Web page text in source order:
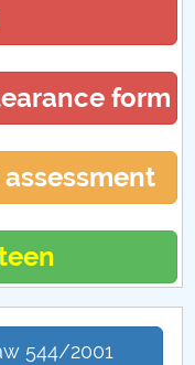
form
544/2001